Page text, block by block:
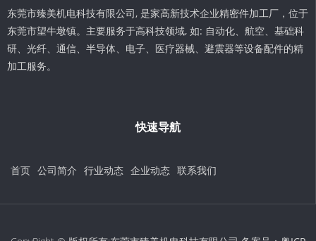
东莞市臻美机电科技有限公司, 是家高新技术企业精密件加工厂，位于
东莞市望牛墩镇。主要服务于高科技领域, 如: 自动化、航空、基础科
研、光纤、通信、半导体、电子、医疗器械、避震器等设备配件的精
加工服务。
快速导航
首页 公司简介 行业动态 企业动态 联系我们